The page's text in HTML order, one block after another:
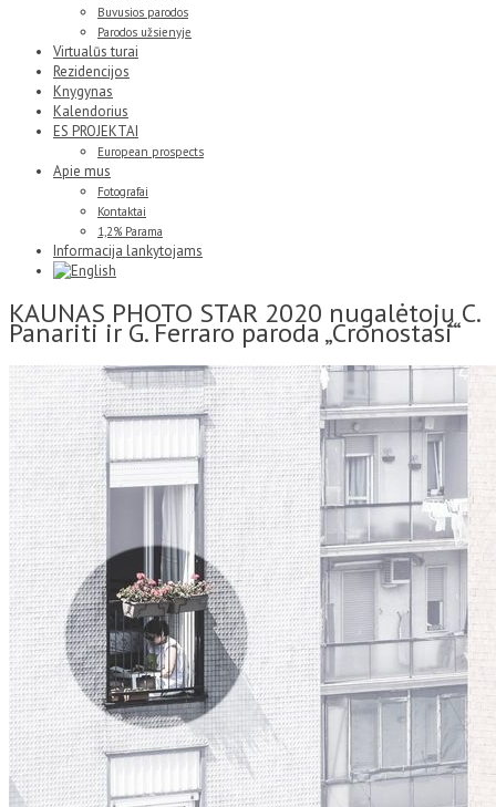
Buvusios parodos
Parodos užsienyje
Virtualūs turai
Rezidencijos
Knygynas
Kalendorius
ES PROJEKTAI
European prospects
Apie mus
Fotografai
Kontaktai
1,2% Parama
Informacija lankytojams
KAUNAS PHOTO STAR 2020 nugalėtojų C.
Panariti ir G. Ferraro paroda „Cronostasi“